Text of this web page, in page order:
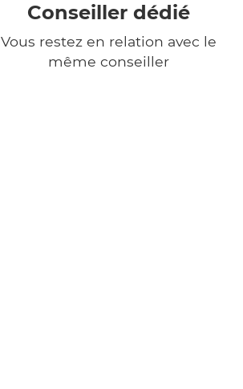
Conseiller dédié
Vous restez en relation avec le
même conseiller